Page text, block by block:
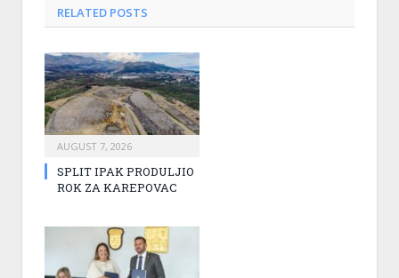
RELATED POSTS
AUGUST 7, 2026
SPLIT IPAK PRODULJIO
ROK ZA KAREPOVAC